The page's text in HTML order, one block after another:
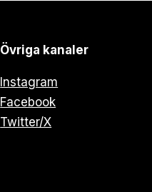
Övriga kanaler
Instagram
Facebook
Twitter/X